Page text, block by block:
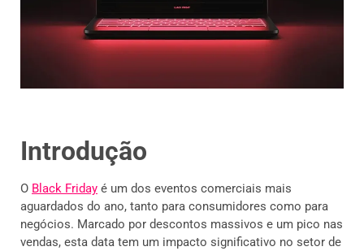
Introdução
O Black Friday é um dos eventos comerciais mais
aguardados do ano, tanto para consumidores como para
negócios. Marcado por descontos massivos e um pico nas
vendas, esta data tem um impacto significativo no setor de